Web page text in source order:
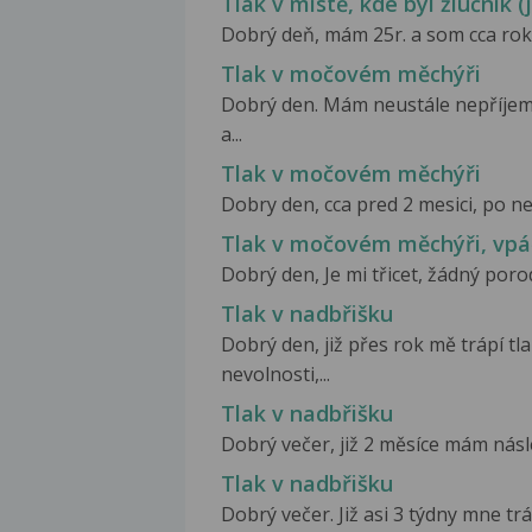
Dobrý deň, mám 25r. a som cca
Tlak v močovém měchýři
Dobrý den. Mám neustále
a...
Tlak v močovém měchýři
Dobry den, cca pred 2 mesici, po
Tlak v močovém měchýři,
Dobrý den, Je mi třicet, žádný
Tlak v nadbřišku
Dobrý den, již přes rok mě trápí
nevolnosti,...
Tlak v nadbřišku
Dobrý večer, již 2 měsíce mám
Tlak v nadbřišku
Dobrý večer. Již asi 3 týdny mne